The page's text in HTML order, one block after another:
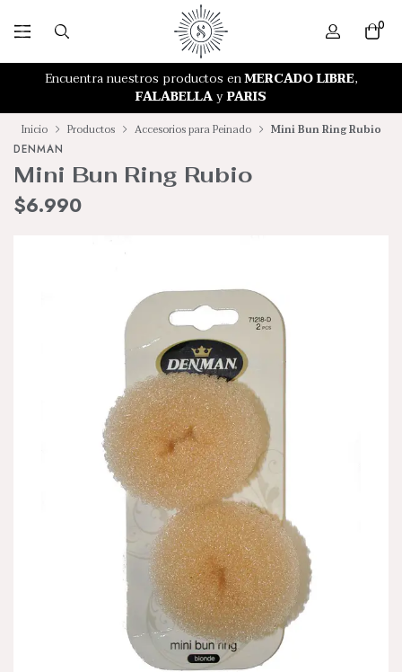
0
Encuentra nuestros productos enMERCADO LIBRE,
FALABELLAyPARIS
RETIRO GRATIS EN NUESTRA TIENDA
Inicio Productos Accesorios para Peinado Mini Bun Ring Rubio
DENMAN
Mini Bun Ring Rubio
$6.990